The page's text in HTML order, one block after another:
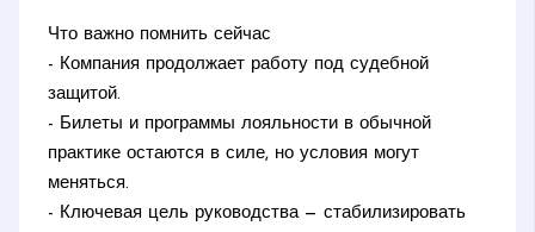
Что важно помнить сейчас
- Компания продолжает работу под судебной
защитой.
- Билеты и программы лояльности в обычной
практике остаются в силе, но условия могут
меняться.
- Ключевая цель руководства — стабилизировать